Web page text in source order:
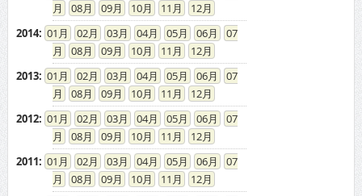
08
09 10 11
12
2014: 01 02 03 04 05 06
07
08
09 10 11
12
2013: 01 02 03 04 05 06
07
08
09 10 11
12
2012: 01 02 03 04 05 06
07
08
09 10 11
12
2011: 01 02 03 04 05 06
07
08
09 10 11
12